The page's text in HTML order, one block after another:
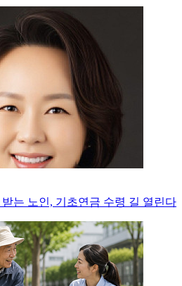
는 노인, 기초연금 수령 길 열린다